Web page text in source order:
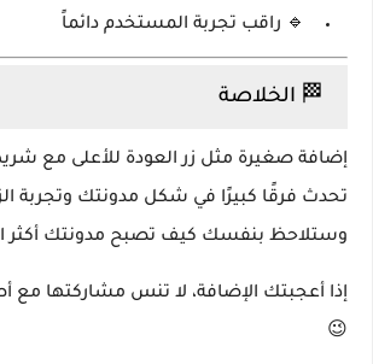
🔹 راقب تجربة المستخدم دائماً
🏁 الخلاصة
إضافة صغيرة مثل زر العودة للأعلى مع
تحدث فرقًا كبيرًا في شكل مدونتك وتجربة
وستلاحظ بنفسك كيف تصبح مدونتك أكثر
إذا أعجبتك الإضافة، لا تنس مشاركتها مع
😉